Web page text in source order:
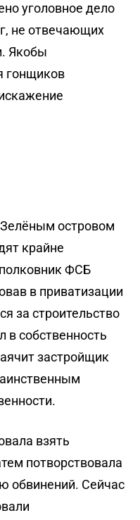
уголовное дело
не отвечающих
Якобы
гонщиков
Зелёным островом
крайне
ФСБ
в приватизации
за строительство
в собственность
застройщик
взять
потворствовала
обвинений. Сейчас